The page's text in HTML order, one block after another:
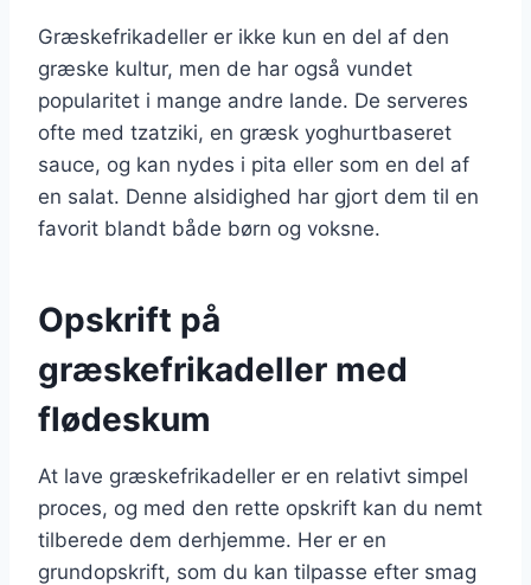
Græskefrikadeller er ikke kun en del af den
græske kultur, men de har også vundet
popularitet i mange andre lande. De serveres
ofte med tzatziki, en græsk yoghurtbaseret
sauce, og kan nydes i pita eller som en del af
en salat. Denne alsidighed har gjort dem til en
favorit blandt både børn og voksne.
Opskrift på
græskefrikadeller med
flødeskum
At lave græskefrikadeller er en relativt simpel
proces, og med den rette opskrift kan du nemt
tilberede dem derhjemme. Her er en
grundopskrift, som du kan tilpasse efter smag